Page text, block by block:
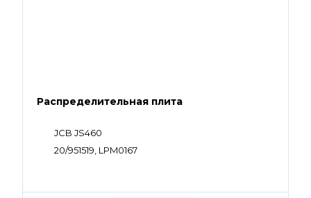
Распределительная плита
JCB JS460
20/951519, LPM0167